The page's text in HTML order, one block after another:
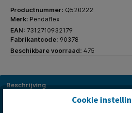
Productnummer: Q520222
Merk: Pendaflex
EAN: 7312710932179
Fabrikantcode: 90378
Beschikbare voorraad: 475
Beschrijving
Zeer duurzame reeks helder gekleurde
Cookie